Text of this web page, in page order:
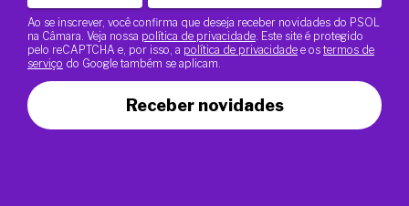
Ao se inscrever, você confirma que deseja receber novidades do PSOL
na Câmara. Veja nossa política de privacidade . Este site é protegido
pelo reCAPTCHA e, por isso, a política de privacidade e os termos de
serviço do Google também se aplicam.
Receber novidades